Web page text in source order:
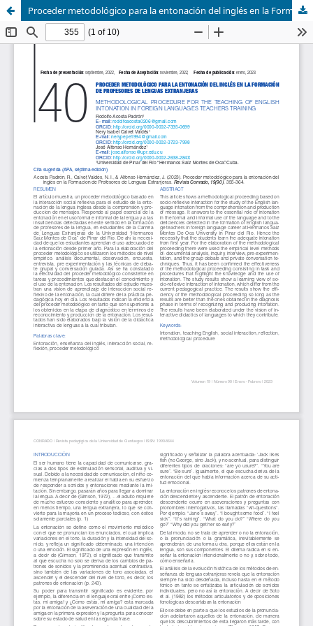
Proceder metodológico para la entonación del inglés en la Formación de Profesores de Lenguas Extranjeras